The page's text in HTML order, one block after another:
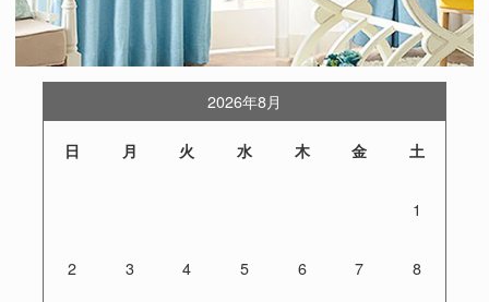
2026年8月
日 月 火 水 木 金 土
1
2 3 4 5 6 7 8